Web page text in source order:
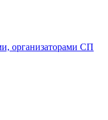
организаторами СП